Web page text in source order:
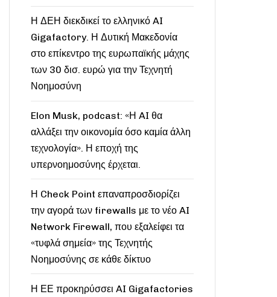
Η ΔΕΗ διεκδικεί το ελληνικό AI
Gigafactory. Η Δυτική Μακεδονία
στο επίκεντρο της ευρωπαϊκής μάχης
των 30 δισ. ευρώ για την Τεχνητή
Νοημοσύνη
Elon Musk, podcast: «Η AI θα
αλλάξει την οικονομία όσο καμία άλλη
τεχνολογία». Η εποχή της
υπερνοημοσύνης έρχεται.
Η Check Point επαναπροσδιορίζει
την αγορά των firewalls με το νέο AI
Network Firewall, που εξαλείφει τα
«τυφλά σημεία» της Τεχνητής
Νοημοσύνης σε κάθε δίκτυο
Η ΕΕ προκηρύσσει AI Gigafactories